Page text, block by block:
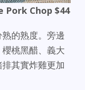
Pork Chop $44
的熟度。旁邊
桃黑醋、義大
其實炸雞更加